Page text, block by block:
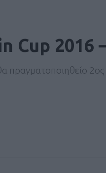
Cup 2016
πραγματοποιηθείο